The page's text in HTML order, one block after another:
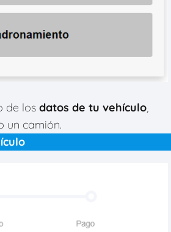
de los datos de tu vehículo,
un camión.